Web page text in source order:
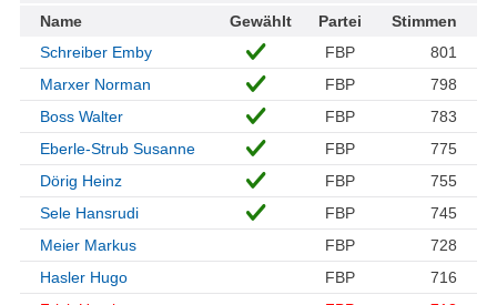
Name Gewählt Partei
Stimmen
Schreiber Emby
FBP
801
Marxer Norman
FBP
798
Boss Walter
FBP
783
Eberle-Strub Susanne
FBP
775
Dörig Heinz
FBP
755
Sele Hansrudi
FBP
745
Meier Markus
FBP
728
Hasler Hugo
FBP
716